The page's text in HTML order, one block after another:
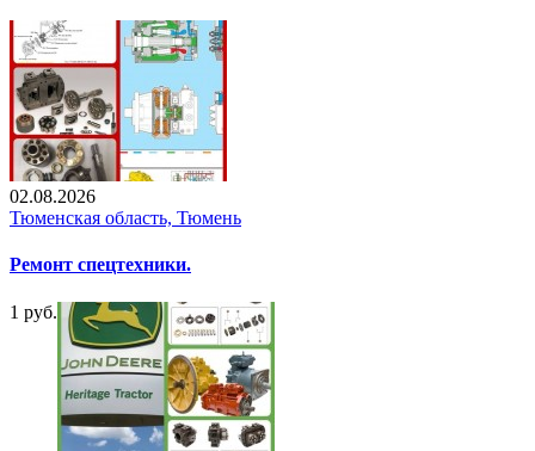
02.08.2026
Тюменская область, Тюмень
Ремонт спецтехники.
1 руб.